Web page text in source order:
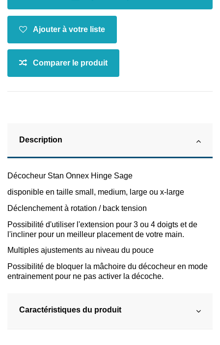
Description
Décocheur Stan Onnex Hinge Sage
disponible en taille small, medium, large ou x-large
Déclenchement à rotation / back tension
Possibilité d'utiliser l'extension pour 3 ou 4 doigts et de
l'incliner pour un meilleur placement de votre main.
Multiples ajustements au niveau du pouce
Possibilité de bloquer la mâchoire du décocheur en mode
entrainement pour ne pas activer la décoche.
Caractéristiques du produit